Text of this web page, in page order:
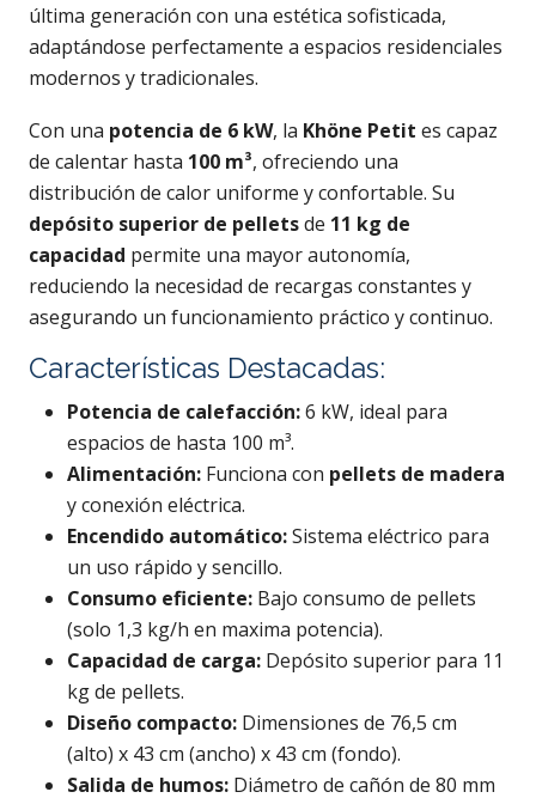
última generación con una estética sofisticada,
adaptándose perfectamente a espacios residenciales
modernos y tradicionales.
Con una potencia de 6 kW, la Khöne Petit es capaz
de calentar hasta 100 m³, ofreciendo una
distribución de calor uniforme y confortable. Su
depósito superior de pelletsde 11 kg de
capacidad permite una mayor autonomía,
reduciendo la necesidad de recargas constantes y
asegurando un funcionamiento práctico y continuo.
Características Destacadas:
Potencia de calefacción:6 kW, ideal para
espacios de hasta 100 m³.
Alimentación: Funciona con pellets de madera
y conexión eléctrica.
Encendido automático:Sistema eléctrico para
un uso rápido y sencillo.
Consumo eficiente: Bajo consumo de pellets
(solo 1,3 kg/h en maxima potencia).
Capacidad de carga: Depósito superior para 11
kg de pellets.
Diseño compacto: Dimensiones de 76,5 cm
(alto) x 43 cm (ancho) x 43 cm (fondo).
Salida de humos: Diámetro de cañón de 80 mm